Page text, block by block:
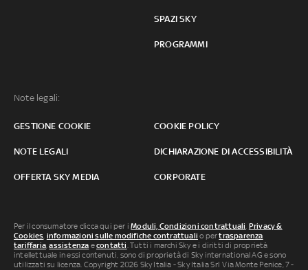
SPAZI SKY
PROGRAMMI
Note legali:
GESTIONE COOKIE COOKIE POLICY
NOTE LEGALI DICHIARAZIONE DI ACCESSIBILITÀ
OFFERTA SKY MEDIA CORPORATE
Per il consumatore clicca qui per iModuli, Condizioni contrattuali, Privacy &
Cookies, informazioni sulle modifiche contrattuali o pertrasparenza
tariffaria,assistenza econtatti. Tutti i marchi Sky e i diritti di proprietà
intellettuale in essi contenuti, sono di proprietà di Sky international AG e sono
utilizzati su licenza. Copyright 2026 Sky Italia - Sky Italia Srl Via Monte Penice, 7 -